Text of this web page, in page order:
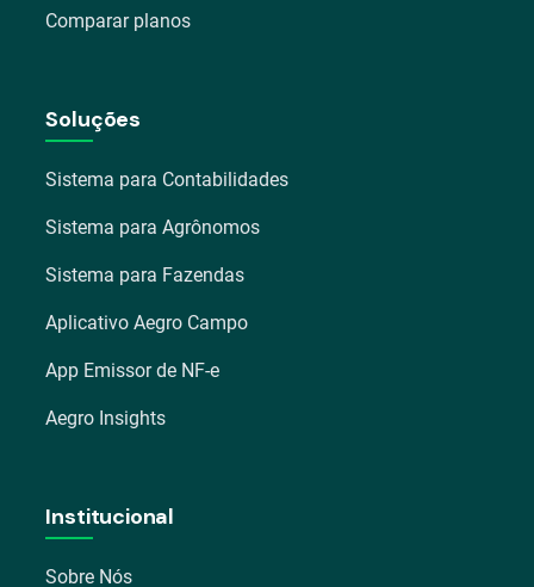
Comparar planos
Soluções
Sistema para Contabilidades
Sistema para Agrônomos
Sistema para Fazendas
Aplicativo Aegro Campo
App Emissor de NF-e
Aegro Insights
Institucional
Sobre Nós